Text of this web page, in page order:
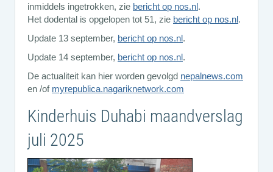
inmiddels ingetrokken, zie bericht op nos.nl.
Het dodental is opgelopen tot 51, zie bericht op nos.nl.
Update 13 september, bericht op nos.nl.
Update 14 september, bericht op nos.nl.
De actualiteit kan hier worden gevolgd nepalnews.com
en /of myrepublica.nagariknetwork.com
Kinderhuis Duhabi maandverslag
juli 2025